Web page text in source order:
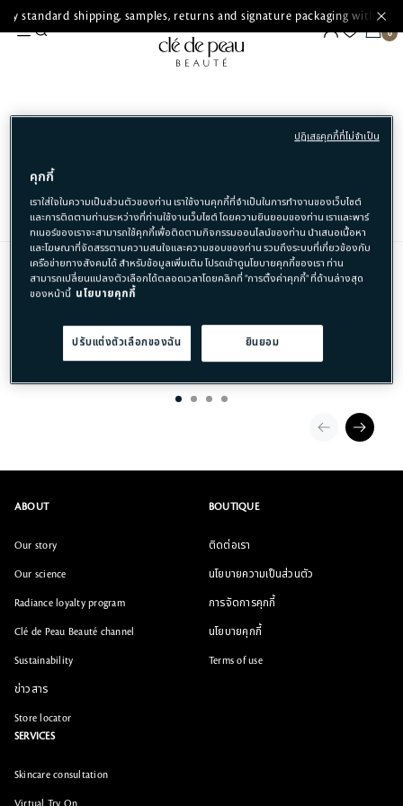
standard shipping, samples, returns and signature packaging with
SEARCH RESULT FOR
รับผลิตภัณฑ์ขนาดทดลองฟรี
สำหรับทุกคำสั่งซื้อ
ABOUT
Our story
Our science
Radiance loyalty program
Clé de Peau Beauté channel
Sustainability
ข่าวสาร
Store locator
BOUTIQUE
ติดต่อเรา
นโยบายความเป็นส่วนตัว
การจัดการคุกกี้
นโยบายคุกกี้
Terms of use
SERVICES
Skincare consultation
คุกกี้
เราใส่ใจในความเป็นส่วนตัวของท่าน เราใช้งานคุกกี้ที่จำเป็นในการทำงานของเว็บไซต์
และการติดตามท่านระหว่างที่ท่านใช้งานเว็บไซต์ โดยความยินยอมของท่าน เราและพาร์
ทเนอร์ของเราจะสามารถใช้คุกกี้เพื่อติดตามกิจกรรมออนไลน์ของท่าน นำเสนอเนื้อหา
และโฆษณาที่จัดสรรตามความสนใจและความชอบของท่าน รวมถึงระบบที่เกี่ยวข้องกับ
เครือข่ายทางสังคมได้ สำหรับข้อมูลเพิ่มเติม โปรดเข้าดูนโยบายคุกกี้ของเรา ท่าน
สามารถเปลี่ยนแปลงตัวเลือกได้ตลอดเวลาโดยคลิกที่ "การตั้งค่าคุกกี้" ที่ด้านล่างสุด
ของหน้านี้ นโยบายคุกกี้
ปรับแต่งตัวเลือกของฉัน ยินยอม
ปฏิเสธคุกกี้ที่ไม่จำเป็น